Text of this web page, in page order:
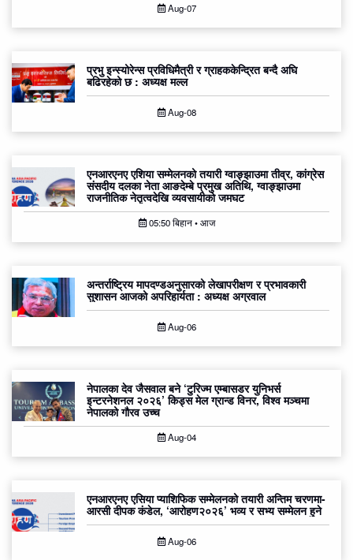
Aug-07
प्रभु इन्स्योरेन्स प्रविधिमैत्री र ग्राहककेन्द्रित बन्दै अघि
बढिरहेको छ : अध्यक्ष मल्ल
Aug-08
एनआरएनए एशिया सम्मेलनको तयारी ग्वाङ्झाउमा तीव्र, कांग्रेस
संसदीय दलका नेता आङदेम्बे प्रमुख अतिथि, ग्वाङ्झाउमा
राजनीतिक नेतृत्वदेखि व्यवसायीको जमघट
05:50 बिहान • आज
अन्तर्राष्ट्रिय मापदण्डअनुसारको लेखापरीक्षण र प्रभावकारी
सुशासन आजको अपरिहार्यता : अध्यक्ष अग्रवाल
Aug-06
नेपालका देव जैसवाल बने ‘टुरिज्म एम्बासडर युनिभर्स
इन्टरनेशनल २०२६’ किड्स मेल ग्रान्ड विनर, विश्व मञ्चमा
नेपालको गौरव उच्च
Aug-04
एनआरएनए एसिया प्याशिफिक सम्मेलनको तयारी अन्तिम चरणमा-
आरसी दीपक कंडेल, ‘आरोहण२०२६’ भव्य र सभ्य सम्मेलन हुने
Aug-06